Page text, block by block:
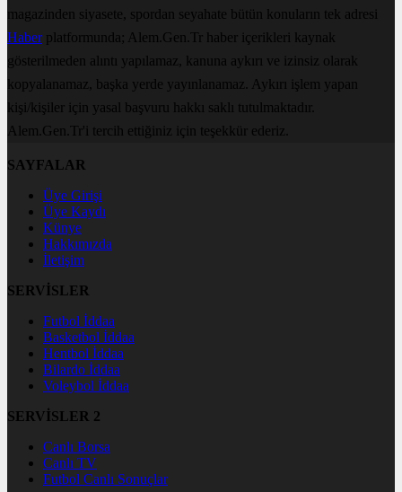
magazinden siyasete, spordan seyahate bütün konuların tek adresi
Haberplatformunda; Alem.Gen.Tr haber içerikleri kaynak
gösterilmeden alıntı yapılamaz, kanuna aykırı ve izinsiz olarak
kopyalanamaz, başka yerde yayınlanamaz. Aykırı işlem yapan
kişi/kişiler için yasal başvuru hakkı saklı tutulmaktadır.
Alem.Gen.Tr'i tercih ettiğiniz için teşekkür ederiz.
SAYFALAR
Üye Girişi
Üye Kaydı
Künye
Hakkımızda
İletişim
SERVİSLER
Futbol İddaa
Basketbol İddaa
Hentbol İddaa
Bilardo İddaa
Voleybol İddaa
SERVİSLER 2
Canlı Borsa
Canlı TV
Futbol Canlı Sonuçlar